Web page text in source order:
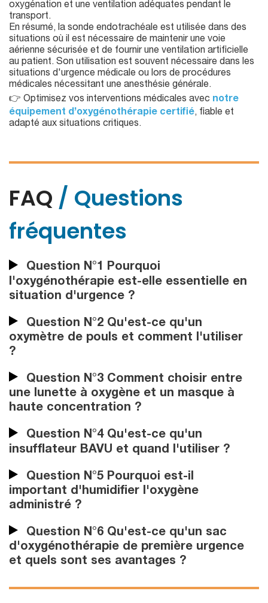
oxygénation et une ventilation adéquates pendant le
transport.
En résumé, la sonde endotrachéale est utilisée dans des
situations où il est nécessaire de maintenir une voie
aérienne sécurisée et de fournir une ventilation artificielle
au patient. Son utilisation est souvent nécessaire dans les
situations d'urgence médicale ou lors de procédures
médicales nécessitant une anesthésie générale.
👉 Optimisez vos interventions médicales avec notre
équipement d’oxygénothérapie certifié, fiable et
adapté aux situations critiques.
FAQ / Questions
fréquentes
Question N°1 Pourquoi
l'oxygénothérapie est-elle essentielle en
situation d'urgence ?
Question N°2 Qu'est-ce qu'un
oxymètre de pouls et comment l'utiliser
?
Question N°3 Comment choisir entre
une lunette à oxygène et un masque à
haute concentration ?
Question N°4 Qu'est-ce qu'un
insufflateur BAVU et quand l'utiliser ?
Question N°5 Pourquoi est-il
important d'humidifier l'oxygène
administré ?
Question N°6 Qu'est-ce qu'un sac
d'oxygénothérapie de première urgence
et quels sont ses avantages ?